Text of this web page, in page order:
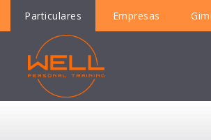
Particulares Empresas